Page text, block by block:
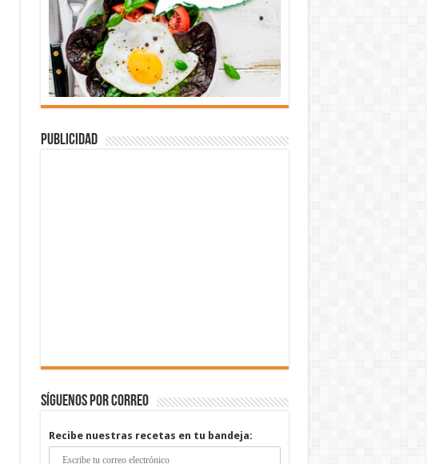
Publicidad
Síguenos por correo
Recibe nuestras recetas en tu bandeja: